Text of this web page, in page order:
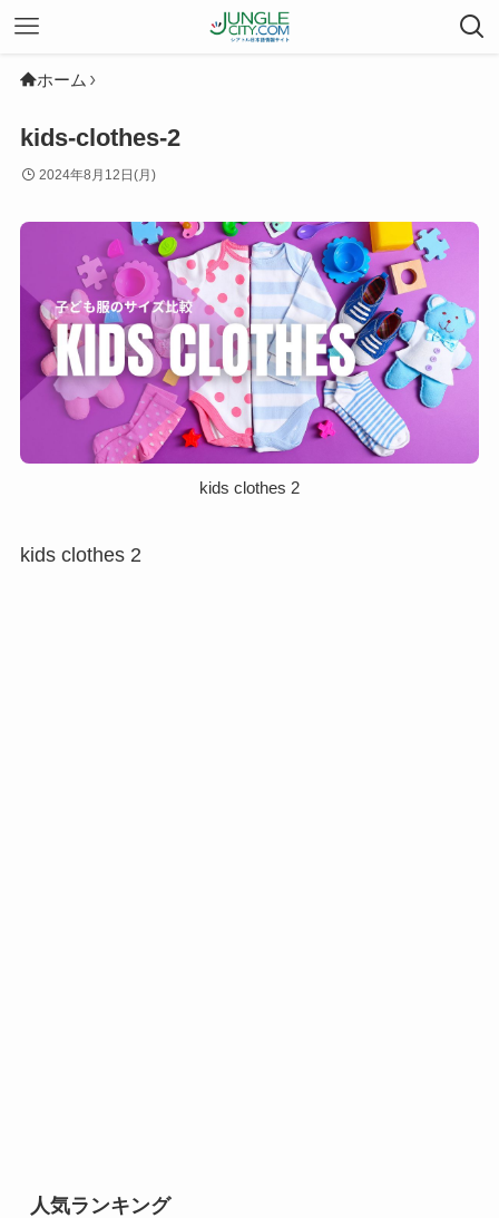
ホーム
kids-clothes-2
2024年8月12日(月)
kids clothes 2
kids clothes 2
人気ランキング